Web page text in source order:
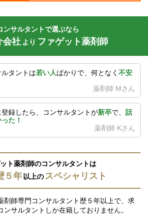
ンサルタントで選ぶなら
会社 より ファゲット薬剤師
タントは若い人ばかりで、何となく 不安
薬剤師 Mさん
録したら、コンサルタントが新卒で、 話
た！
薬剤師 Kさん
ト薬剤師のコンサルタントは
５年以上のスペシャリスト
剤師専門コンサルタント歴５年以上で、求
サルタントしか在籍しておりません。